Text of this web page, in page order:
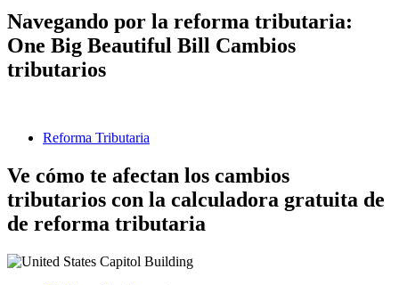
Navegando por la reforma tributaria:
One Big Beautiful Bill Cambios
tributarios
Reforma Tributaria
Ve cómo te afectan los cambios
tributarios con la calculadora gratuita de
de reforma tributaria